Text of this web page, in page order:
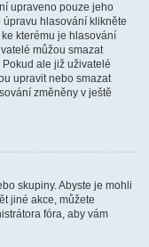
upraveno pouze jeho
hlasování klikněte
kterému je hlasování
můžou smazat
ale již uživatelé
upravit nebo smazat
změněny v ještě
skupiny. Abyste je mohli
jiné akce, můžete
fóra, aby vám